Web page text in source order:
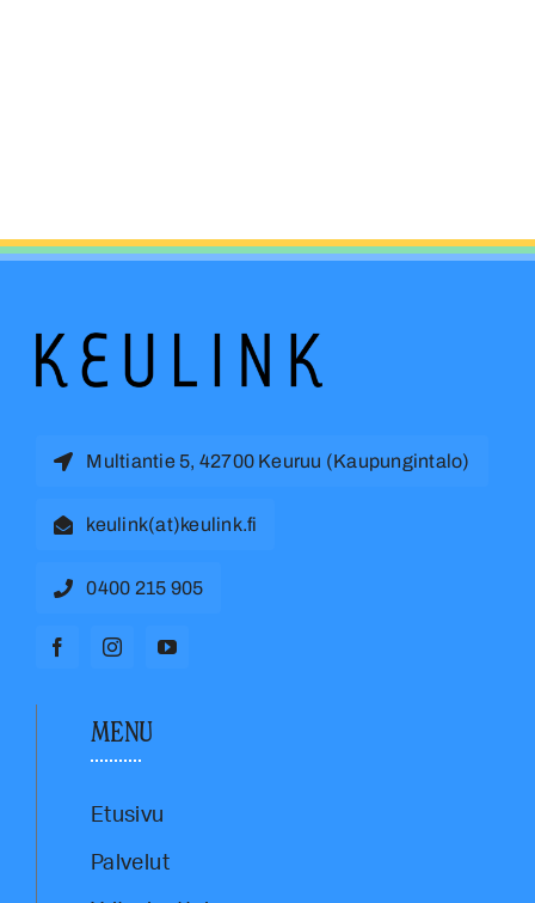
Multiantie 5, 42700 Keuruu (Kaupungintalo)
keulink(at)keulink.fi
0400 215 905
MENU
Etusivu
Palvelut